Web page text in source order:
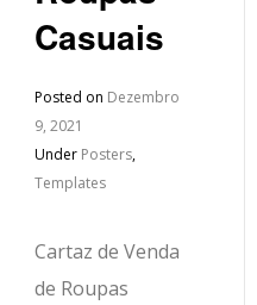
Casuais
Posted on Dezembro
9, 2021
Under Posters,
Templates
Cartaz de Venda
de Roupas